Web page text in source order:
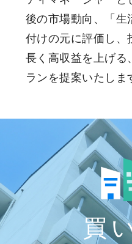
後の市場動向、「生
付けの元に評価し、
長く高収益を上げる
ランを提案いたしま
買